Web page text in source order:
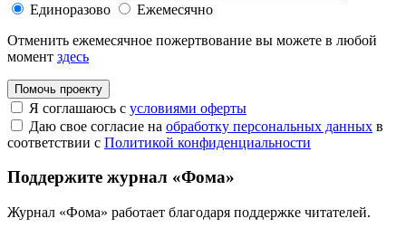
Единоразово
Ежемесячно
Отменить ежемесячное пожертвование вы можете в любой
момент здесь
Помочь проекту
Я соглашаюсь с условиями оферты
Даю свое согласие на обработку персональных данных в
соответствии с Политикой конфиденциальности
Поддержите журнал «Фома»
Журнал «Фома» работает благодаря поддержке читателей.